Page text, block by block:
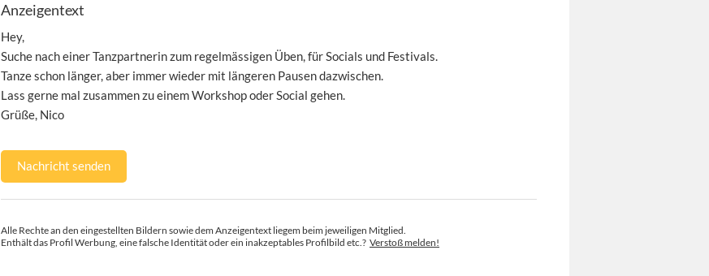
Anzeigentext
Hey,
Suche nach einer Tanzpartnerin zum regelmässigen Üben, für Socials und Festivals.
Tanze schon länger, aber immer wieder mit längeren Pausen dazwischen.
Lass gerne mal zusammen zu einem Workshop oder Social gehen.
Grüße, Nico
Nachricht senden
Alle Rechte an den eingestellten Bildern sowie dem Anzeigentext liegem beim jeweiligen Mitglied.
Enthält das Profil Werbung, eine falsche Identität oder ein inakzeptables Profilbild etc.? Verstoß melden!